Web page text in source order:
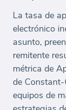
La tasa de
electrónico
asunto,
remitente
métrica de
de
equipos de